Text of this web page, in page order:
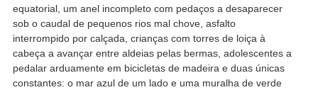
equatorial, um anel incompleto com pedaços a desaparecer
sob o caudal de pequenos rios mal chove, asfalto
interrompido por calçada, crianças com torres de loiça à
cabeça a avançar entre aldeias pelas bermas, adolescentes a
pedalar arduamente em bicicletas de madeira e duas únicas
constantes: o mar azul de um lado e uma muralha de verde